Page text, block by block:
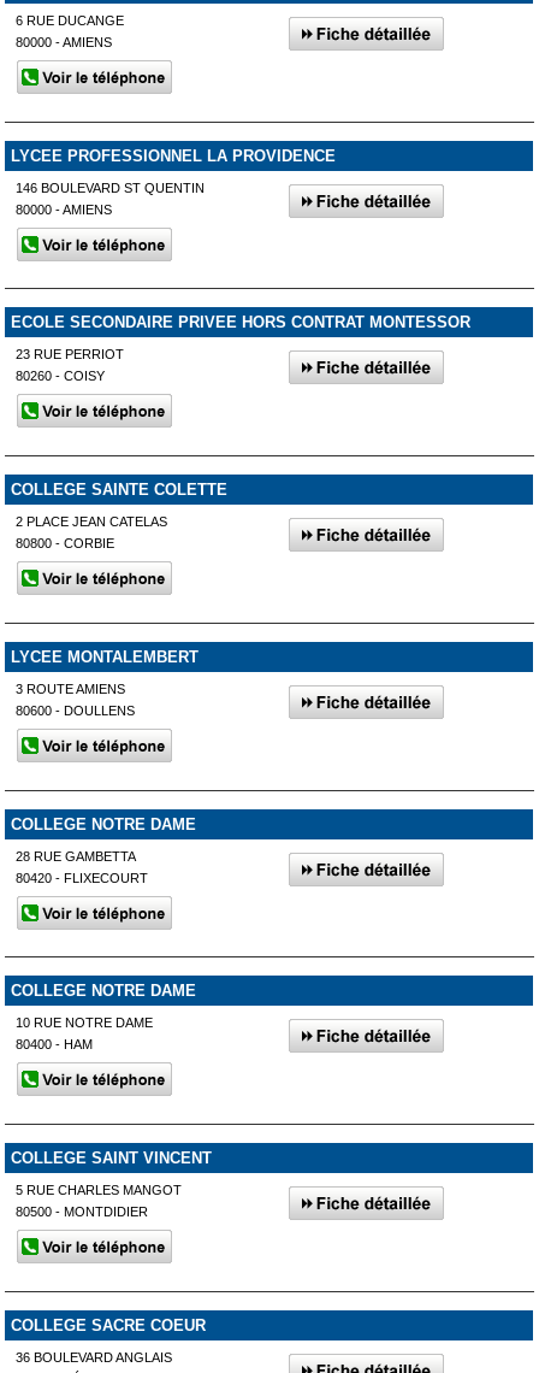
6 RUE DUCANGE
80000 - AMIENS
LYCEE PROFESSIONNEL LA PROVIDENCE
146 BOULEVARD ST QUENTIN
80000 - AMIENS
ECOLE SECONDAIRE PRIVEE HORS CONTRAT MONTESSOR
23 RUE PERRIOT
80260 - COISY
COLLEGE SAINTE COLETTE
2 PLACE JEAN CATELAS
80800 - CORBIE
LYCEE MONTALEMBERT
3 ROUTE AMIENS
80600 - DOULLENS
COLLEGE NOTRE DAME
28 RUE GAMBETTA
80420 - FLIXECOURT
COLLEGE NOTRE DAME
10 RUE NOTRE DAME
80400 - HAM
COLLEGE SAINT VINCENT
5 RUE CHARLES MANGOT
80500 - MONTDIDIER
COLLEGE SACRE COEUR
36 BOULEVARD ANGLAIS